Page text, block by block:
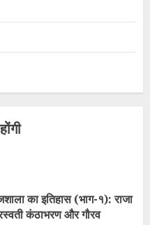
का इतिहास (भाग-१): राजा
कंठाभरण और गौरव